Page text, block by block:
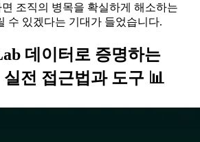
조직의 병목을 확실하게 해소하는
수 있겠다는 기대가 들었습니다.
데이터로 증명하는
실전 접근법과 도구 📊